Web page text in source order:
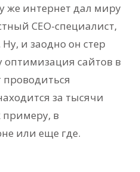
же интернет дал миру
СЕО-специалист,
и заодно он стер
оптимизация сайтов в
проводиться
за тысячи
примеру, в
или еще где.